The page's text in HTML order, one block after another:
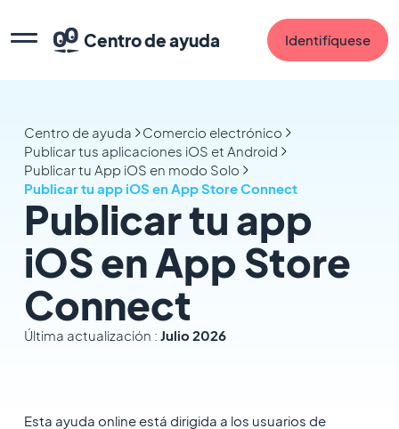
Centro de ayuda Identifíquese
Centro de ayuda
Comercio electrónico
Publicar tus aplicaciones iOS et Android
Publicar tu App iOS en modo Solo
Publicar tu app iOS en App Store Connect
Publicar tu app
iOS en App Store
Connect
Última actualización : Julio 2026
Esta ayuda online está dirigida a los usuarios de